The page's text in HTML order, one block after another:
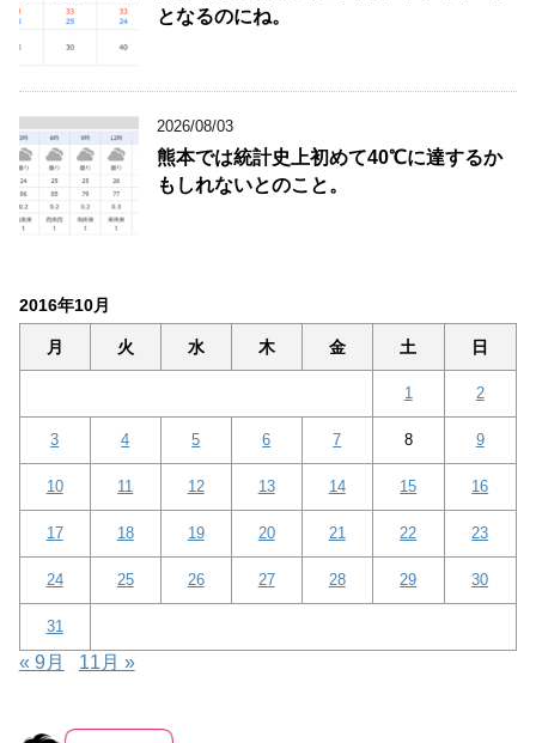
となるのにね。
2026/08/03
熊本では統計史上初めて40℃に達するか
もしれないとのこと。
2016年10月
月 火 水 木 金 土 日
1 2
3 4 5 6 7 8 9
10 11 12 13 14 15 16
17 18 19 20 21 22 23
24 25 26 27 28 29 30
31
« 9月 11月 »